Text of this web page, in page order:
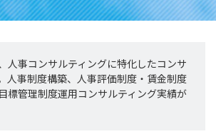
人事コンサルティングに特化したコンサ
人事制度構築、人事評価制度・賃金制度
標管理制度運用コンサルティング実績が